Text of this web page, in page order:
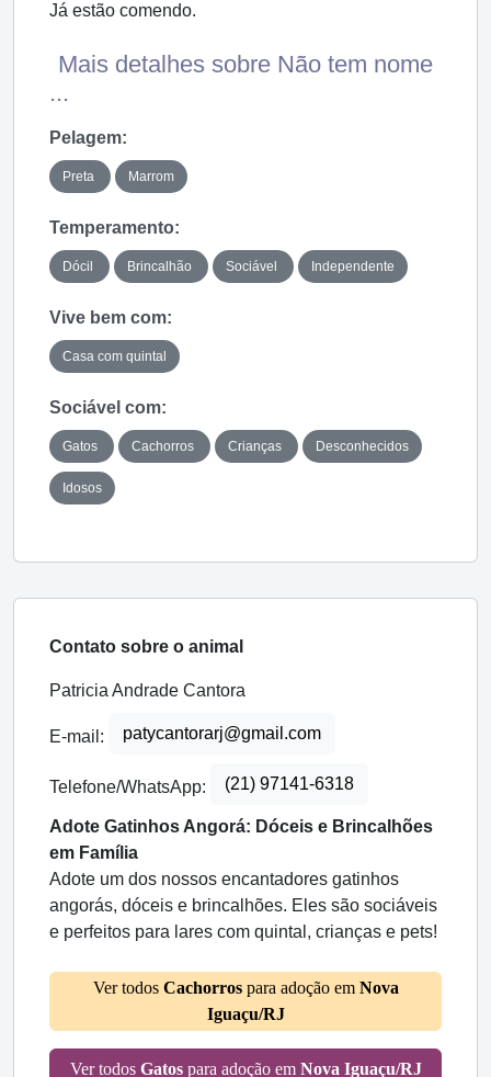
Já estão comendo.
Mais detalhes sobre Não tem nome
...
Pelagem:
Preta Marrom
Temperamento:
Dócil Brincalhão Sociável Independente
Vive bem com:
Casa com quintal
Sociável com:
Gatos Cachorros Crianças Desconhecidos
Idosos
Contato sobre o animal
Patricia Andrade Cantora
E-mail: patycantorarj@gmail.com
Telefone/WhatsApp: (21) 97141-6318
Adote Gatinhos Angorá: Dóceis e Brincalhões
em Família
Adote um dos nossos encantadores gatinhos
angorás, dóceis e brincalhões. Eles são sociáveis
e perfeitos para lares com quintal, crianças e pets!
Ver todos Cachorrospara adoção em Nova
Iguaçu/RJ
Ver todos Gatospara adoção em Nova Iguaçu/RJ